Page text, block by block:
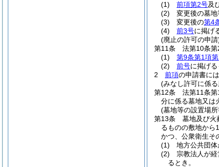
(1)
前項第2号及
(2)
変更後の墓
(3)
変更後の第4
(4)
前3号に掲げ
(廃止の許可の申請
第11条
法第10条第
(1)
第9条第1項
(2)
前号に掲げ
2
前項の申請書には
(みなし許可に係
第12条
法第11条
分に係る墓地又は
(墓地等の設置場
第13条
墓地及び火
るものの敷地から
かつ、公衆衛生そ
(1)
地方公共団
(2)
宗教法人が
るとき。